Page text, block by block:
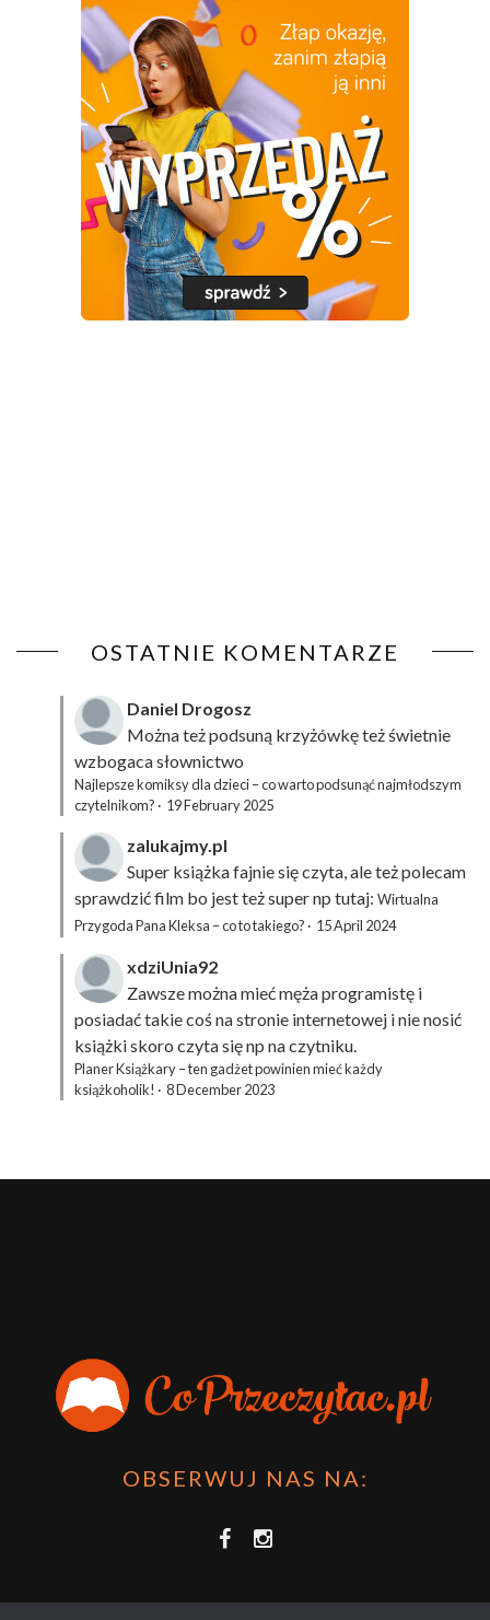
OSTATNIE KOMENTARZE
Daniel Drogosz
Można też podsuną krzyżówkęteż świetnie
wzbogaca słownictwo
Najlepsze komiksy dla dzieci – co warto podsunąć najmłodszym
czytelnikom? · 19 February 2025
zalukajmy.pl
Super książka fajnie się czyta, ale też polecam
sprawdzić film bo jest też super np tutaj: Wirtualna
Przygoda Pana Kleksa – co to takiego? · 15 April 2024
xdziUnia92
Zawsze można mieć męża programistę i
posiadać takie coś na stronie internetowej i nie nosić
książki skoro czyta się np na czytniku.
Planer Książkary – ten gadżet powinien mieć każdy
książkoholik! · 8 December 2023
OBSERWUJ NAS NA: